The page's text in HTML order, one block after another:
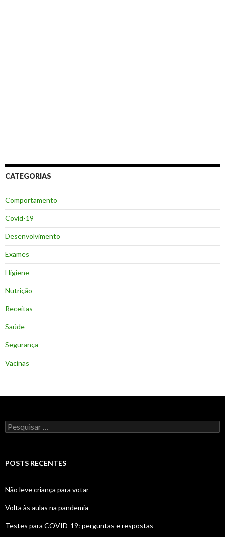
CATEGORIAS
Comportamento
Covid-19
Desenvolvimento
Exames
Higiene
Nutrição
Receitas
Saúde
Segurança
Vacinas
Pesquisar
por:
POSTS RECENTES
Não leve criança para votar
Volta às aulas na pandemia
Testes para COVID-19: perguntas e respostas